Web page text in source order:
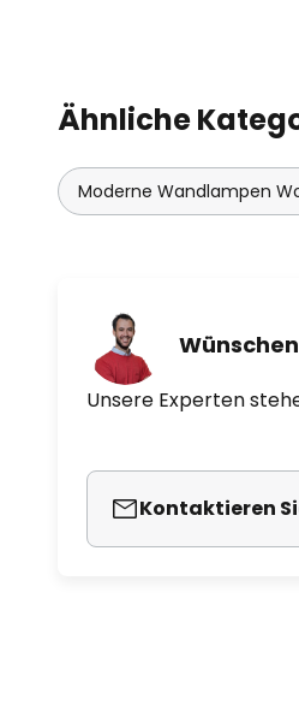
Ähnliche
Moderne Wandlampen
Unsere Experten
Kontaktieren